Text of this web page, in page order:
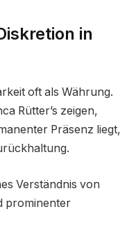
in
oft als Währung.
Rütter’s zeigen,
Präsenz liegt,
Verständnis von
prominenter